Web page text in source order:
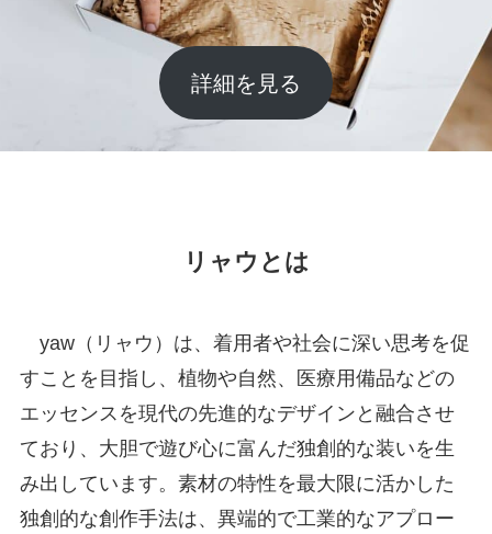
詳細を見る
リャウとは
yaw（リャウ）は、着用者や社会に深い思考を促
すことを目指し、植物や自然、医療用備品などの
エッセンスを現代の先進的なデザインと融合させ
ており、大胆で遊び心に富んだ独創的な装いを生
み出しています。素材の特性を最大限に活かした
独創的な創作手法は、異端的で工業的なアプロー